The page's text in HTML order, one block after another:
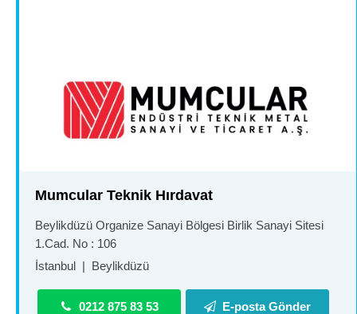
Mumcular Teknik Hırdavat
Beylikdüzü Organize Sanayi Bölgesi Birlik Sanayi Sitesi
1.Cad. No : 106
İstanbul | Beylikdüzü
0212 875 83 53 E-posta Gönder